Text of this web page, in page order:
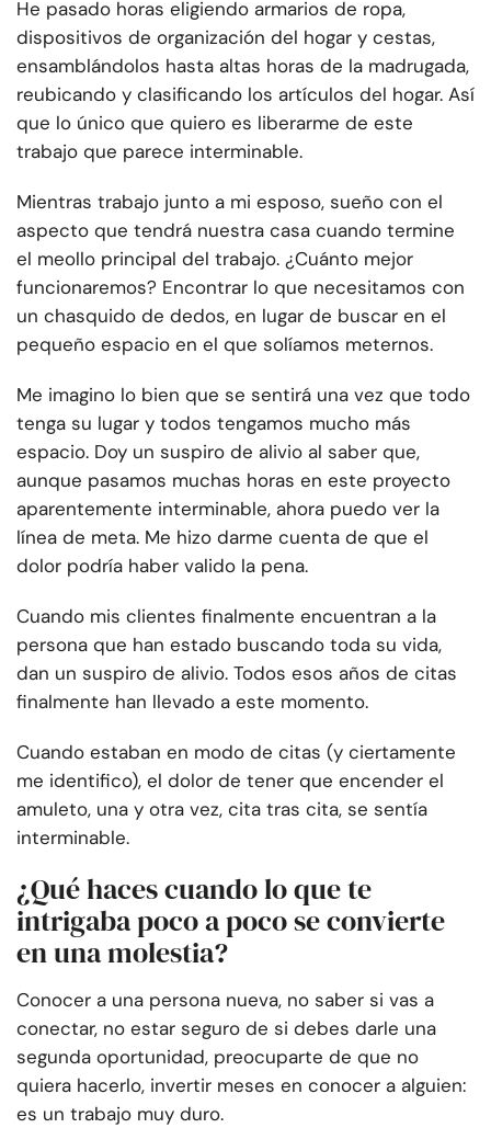
He pasado horas eligiendo armarios de ropa,
dispositivos de organización del hogar y cestas,
ensamblándolos hasta altas horas de la madrugada,
reubicando y clasificando los artículos del hogar. Así
que lo único que quiero es liberarme de este
trabajo que parece interminable.
Mientras trabajo junto a mi esposo, sueño con el
aspecto que tendrá nuestra casa cuando termine
el meollo principal del trabajo. ¿Cuánto mejor
funcionaremos? Encontrar lo que necesitamos con
un chasquido de dedos, en lugar de buscar en el
pequeño espacio en el que solíamos meternos.
Me imagino lo bien que se sentirá una vez que todo
tenga su lugar y todos tengamos mucho más
espacio. Doy un suspiro de alivio al saber que,
aunque pasamos muchas horas en este proyecto
aparentemente interminable, ahora puedo ver la
línea de meta. Me hizo darme cuenta de que el
dolor podría haber valido la pena.
Cuando mis clientes finalmente encuentran a la
persona que han estado buscando toda su vida,
dan un suspiro de alivio. Todos esos años de citas
finalmente han llevado a este momento.
Cuando estaban en modo de citas (y ciertamente
me identifico), el dolor de tener que encender el
amuleto, una y otra vez, cita tras cita, se sentía
interminable.
¿Qué haces cuando lo que te
intrigaba poco a poco se convierte
en una molestia?
Conocer a una persona nueva, no saber si vas a
conectar, no estar seguro de si debes darle una
segunda oportunidad, preocuparte de que no
quiera hacerlo, invertir meses en conocer a alguien:
es un trabajo muy duro.